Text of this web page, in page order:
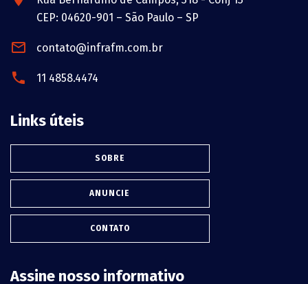
CEP: 04620-901 – São Paulo – SP
contato@infrafm.com.br
11 4858.4474
Links úteis
SOBRE
ANUNCIE
CONTATO
Assine nosso informativo